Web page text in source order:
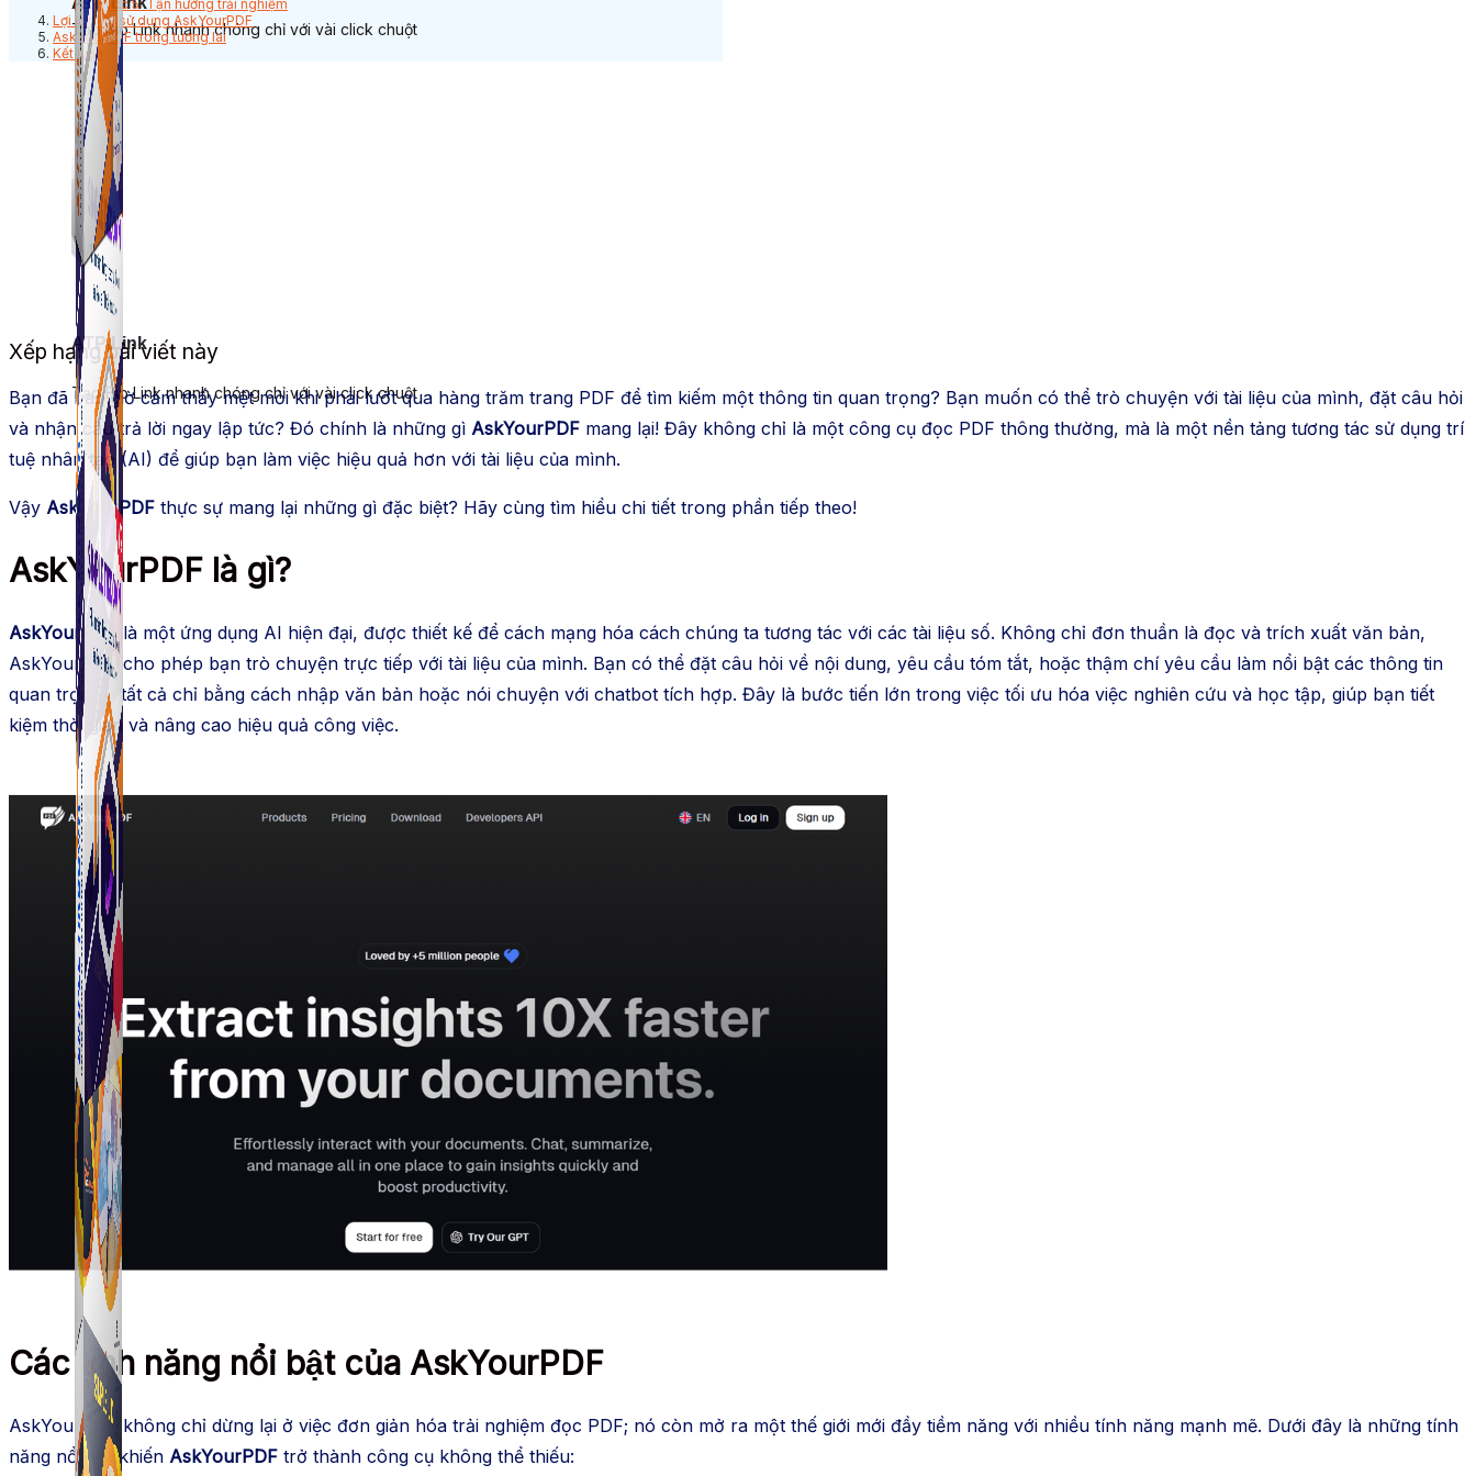
Tạo Bio Link nhanh chóng chỉ với vài click chuột
Simple Tikdown
Công cụ giúp bạn tải video Tiktok không có logo nhanh chóng.
ATP Link
Tạo Bio Link nhanh chóng chỉ với vài click chuột
Simple Tikdown
Công cụ giúp bạn tải video Tiktok không có logo nhanh chóng.
Bước 5: Tận hưởng trải nghiệm
Lợi ích khi sử dụng AskYourPDF
AskYourPDF trong tương lai
Kết luận
Xếp hạng bài viết này
Bạn đã bao giờ cảm thấy mệt mỏi khi phải lướt qua hàng trăm trang PDF để tìm kiếm một thông tin quan trọng? Bạn muốn có thể trò chuyện với tài liệu của mình, đặt câu hỏi
và nhận câu trả lời ngay lập tức? Đó chính là những gì AskYourPDF mang lại! Đây không chỉ là một công cụ đọc PDF thông thường, mà là một nền tảng tương tác sử dụng trí
tuệ nhân tạo (AI) để giúp bạn làm việc hiệu quả hơn với tài liệu của mình.
Vậy AskYourPDF thực sự mang lại những gì đặc biệt? Hãy cùng tìm hiểu chi tiết trong phần tiếp theo!
AskYourPDF là gì?
AskYourPDF là một ứng dụng AI hiện đại, được thiết kế để cách mạng hóa cách chúng ta tương tác với các tài liệu số. Không chỉ đơn thuần là đọc và trích xuất văn bản,
AskYourPDF cho phép bạn trò chuyện trực tiếp với tài liệu của mình. Bạn có thể đặt câu hỏi về nội dung, yêu cầu tóm tắt, hoặc thậm chí yêu cầu làm nổi bật các thông tin
quan trọng – tất cả chỉ bằng cách nhập văn bản hoặc nói chuyện với chatbot tích hợp. Đây là bước tiến lớn trong việc tối ưu hóa việc nghiên cứu và học tập, giúp bạn tiết
kiệm thời gian và nâng cao hiệu quả công việc.
Các tính năng nổi bật của AskYourPDF
AskYourPDF không chỉ dừng lại ở việc đơn giản hóa trải nghiệm đọc PDF; nó còn mở ra một thế giới mới đầy tiềm năng với nhiều tính năng mạnh mẽ. Dưới đây là những tính
năng nổi bật khiến AskYourPDF trở thành công cụ không thể thiếu: